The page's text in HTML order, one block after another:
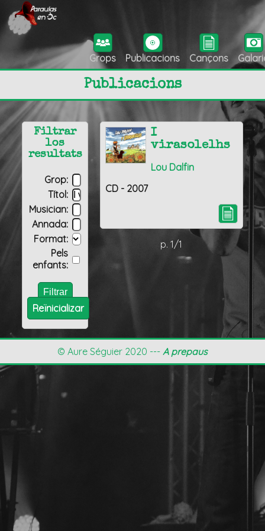
Grops Publicacions Cançons
Publicacions
I
virasolelhs
Lou Dalfin
CD - 2007
p. 1/1
Filtrar
los
resultats
Grop:
Títol:
Musician:
Annada:
Format:
Pels
enfants:
Reïnicializar
© Aure Séguier 2020 --- A prepaus